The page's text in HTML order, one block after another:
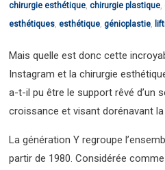
chirurgie esthétique,chirurgie plastique,
esthétiques,esthétique,génioplastie,
Mais quelle est donc cette
Instagram et la chirurgie
a-t-il pu être le support rêvé d’un
croissance et visant dorénavant
La génération Y regroupe
partir de 1980. Considérée